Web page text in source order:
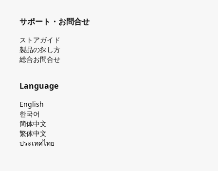
サポート・お問合せ
ストアガイド
製品の探し⽅
総合お問合せ
Language
English
한국어
簡体中文
繁体中文
ประเทศไทย